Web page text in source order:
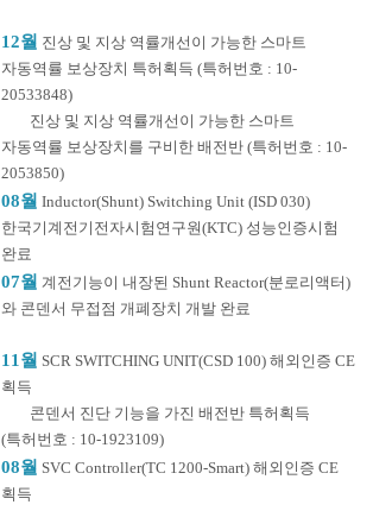
12월 진상 및 지상 역률개선이 가능한 스마트
자동역률 보상장치 특허획득 (특허번호 : 10-
20533848)
진상 및 지상 역률개선이 가능한 스마트
자동역률 보상장치를 구비한 배전반 (특허번호 : 10-
2053850)
08월 Inductor(Shunt) Switching Unit (ISD 030)
한국기계전기전자시험연구원(KTC) 성능인증시험
완료
07월 계전기능이 내장된 Shunt Reactor(분로리액터)
와 콘덴서 무접점 개폐장치 개발 완료
11월 SCR SWITCHING UNIT(CSD 100) 해외인증 CE
획득
콘덴서 진단 기능을 가진 배전반 특허획득
(특허번호 : 10-1923109)
08월 SVC Controller(TC 1200-Smart) 해외인증 CE
획득